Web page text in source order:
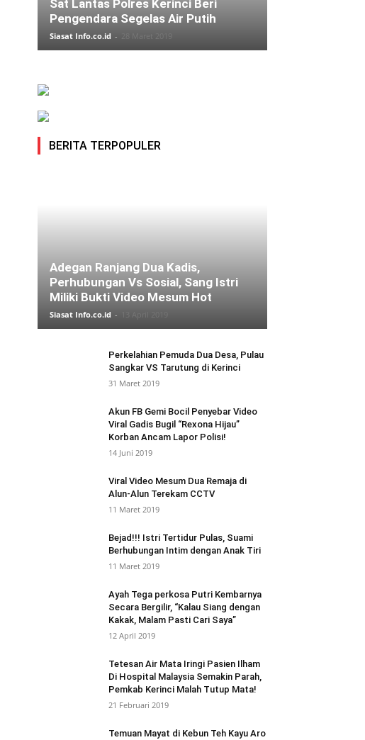
Sat Lantas Polres Kerinci Beri
Pengendara Segelas Air Putih
Siasat Info.co.id -
BERITA TERPOPULER
Adegan Ranjang Dua Kadis,
Perhubungan Vs Sosial, Sang Istri
Miliki Bukti Video Mesum Hot
Siasat Info.co.id -
Perkelahian Pemuda Dua Desa, Pulau
Sangkar VS Tarutung di Kerinci
31 Maret 2019
Akun FB Gemi Bocil Penyebar Video
Viral Gadis Bugil “Rexona Hijau”
Korban Ancam Lapor Polisi!
14 Juni 2019
Viral Video Mesum Dua Remaja di
Alun-Alun Terekam CCTV
11 Maret 2019
Bejad!!! Istri Tertidur Pulas, Suami
Berhubungan Intim dengan Anak Tiri
11 Maret 2019
Ayah Tega perkosa Putri Kembarnya
Secara Bergilir, “Kalau Siang dengan
Kakak, Malam Pasti Cari Saya”
12 April 2019
Tetesan Air Mata Iringi Pasien Ilham
Di Hospital Malaysia Semakin Parah,
Pemkab Kerinci Malah Tutup Mata!
21 Februari 2019
Temuan Mayat di Kebun Teh Kayu Aro